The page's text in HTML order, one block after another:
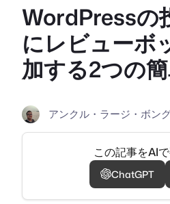
WordPressの
にレビューボ
加する2つの
アンクル・ラージ・ボン
この記事をAI
ChatGPT